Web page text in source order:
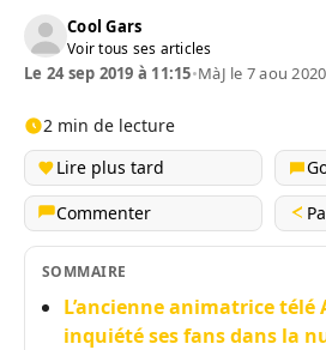
Cool Gars
Voir tous ses articles
Le 24 sep 2019 à 11:15•MàJ le 7 aou 2020
2 min de lecture
Lire plus tard
Commenter
SOMMAIRE
L’ancienne animatrice télé
inquiété ses fans dans la